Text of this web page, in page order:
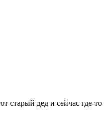
старый дед и сейчас где-то